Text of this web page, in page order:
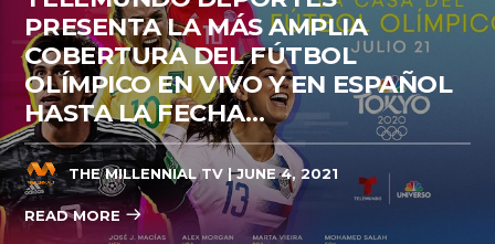
PRESENTA LA MÁS AMPLIA
COBERTURA DEL FÚTBOL
OLÍMPICO EN VIVO Y EN ESPAÑOL
HASTA LA FECHA…
THE MILLENNIAL TV | JUNE 4, 2021
READ MORE